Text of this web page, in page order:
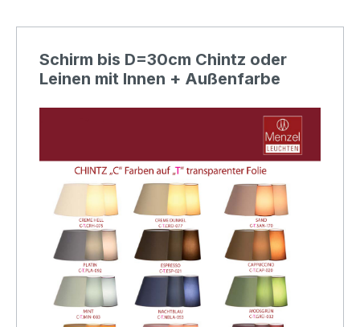
Schirm bis D=30cm Chintz oder
Leinen mit Innen + Außenfarbe